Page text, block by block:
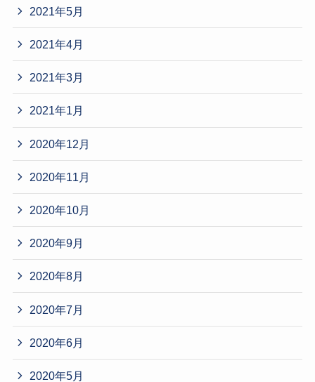
2021年5月
2021年4月
2021年3月
2021年1月
2020年12月
2020年11月
2020年10月
2020年9月
2020年8月
2020年7月
2020年6月
2020年5月